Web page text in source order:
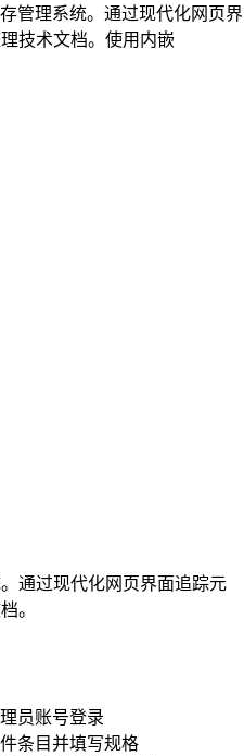
管理系统。通过现代化网页界
技术文档。使用内嵌
通过现代化网页界面追踪元
。
员账号登录
条目并填写规格